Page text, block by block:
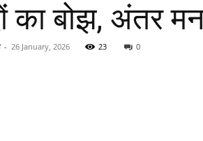
का बोझ, अंतर
- 26 January, 2026 23 0